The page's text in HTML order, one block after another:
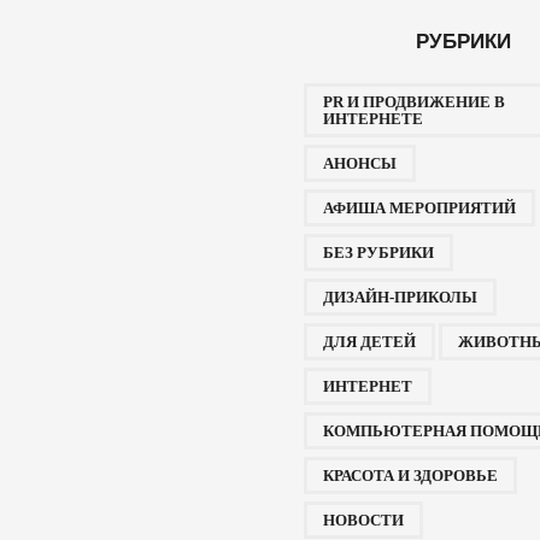
РУБРИКИ
PR И ПРОДВИЖЕНИЕ В
ИНТЕРНЕТЕ
АНОНСЫ
АФИША МЕРОПРИЯТИЙ
БЕЗ РУБРИКИ
ДИЗАЙН-ПРИКОЛЫ
ДЛЯ ДЕТЕЙ
ИНТЕРНЕТ
КОМПЬЮТЕРНАЯ
КРАСОТА И ЗДОРОВЬЕ
НОВОСТИ